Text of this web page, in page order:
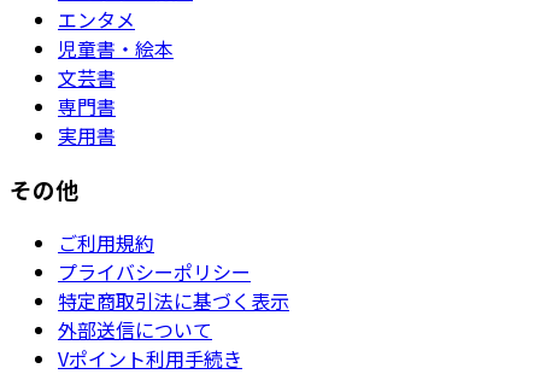
エンタメ
児童書・絵本
文芸書
専門書
実用書
その他
ご利用規約
プライバシーポリシー
特定商取引法に基づく表示
外部送信について
Vポイント利用手続き